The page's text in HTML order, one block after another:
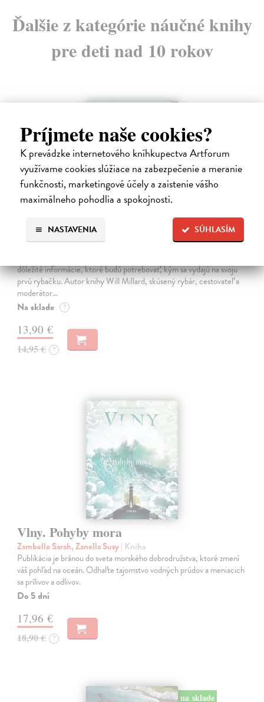
Príjmete naše cookies?
K prevádzke internetového kníhkupectva Artforum
využívame cookies slúžiace na zabezpečenie a meranie
funkčnosti, marketingové účely a zaistenie vášho
maximálneho pohodlia a spokojnosti.
SÚHLASÍM
NASTAVENIA
Ďalšie z kategórie náučné knihy
pre deti nad 10 rokov
Môj prvý deň na rybách
Millard Will| Kniha
dôležité informácie, ktoré budú potrebovať, kým sa vydajú na svoju
prvú rybačku. Autor knihy Will Millard, skúsený rybár, cestovateľ a
moderátor…
Na sklade ?
13,90 €
14,95 € ?
Vlny. Pohyby mora
Zambello Sarah, Zanella Susy| Kniha
Publikácia je bránou do sveta morského dobrodružstva, ktoré zmení
váš pohľad na oceán. Odhaľte tajomstvo vodných prúdov a meniacich
sa prílivov a odlivov.
Do 5 dní
17,96 €
18,90 € ?
na sklade